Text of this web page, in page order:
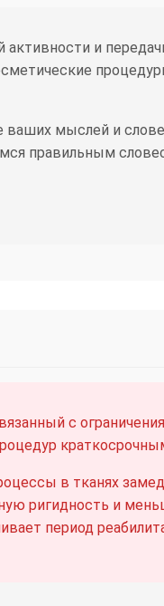
активности и
ваших мыслей и
правильным
с
в тканях
ригидность и
период